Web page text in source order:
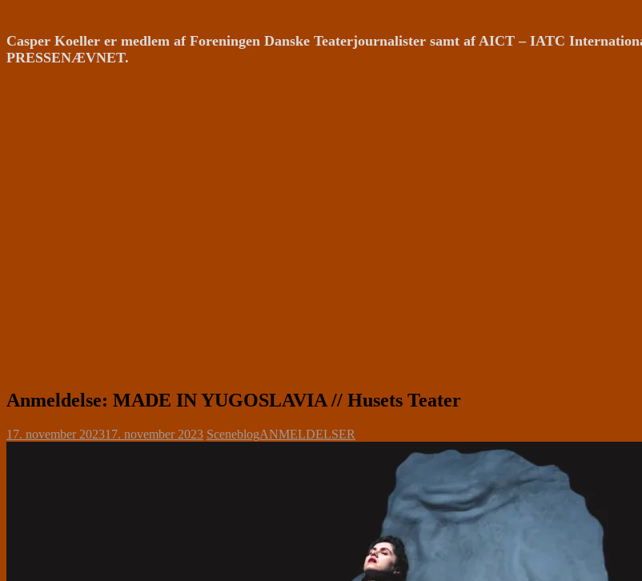
Casper Koeller er medlem af Foreningen Danske Teaterjournalister samt af AICT – IATC
PRESSENÆVNET.
Anmeldelse: MADE IN YUGOSLAVIA // Husets Teater
17. november 202317. november 2023 SceneblogANMELDELSER